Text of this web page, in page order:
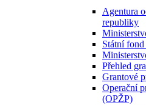
Agentura
republiky
Státní
Přehled
Grantové
Operační
(OPŽP)